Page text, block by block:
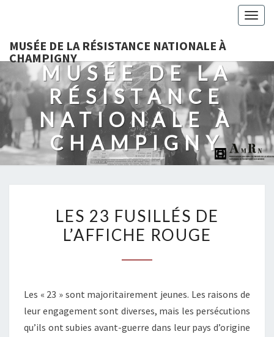
MUSÉE DE LA RÉSISTANCE NATIONALE À
CHAMPIGNY
MUSÉE DE LA
RÉSISTANCE
NATIONALE À
CHAMPIGNY
23
FUSILLÉS
LES 23 FUSILLÉS DE
L’AFFICHE ROUGE
Les « 23 » sont majoritairement jeunes. Les raisons de
leur engagement sont diverses, mais les persécutions
qu’ils ont subies avant-guerre dans leur pays d’origine